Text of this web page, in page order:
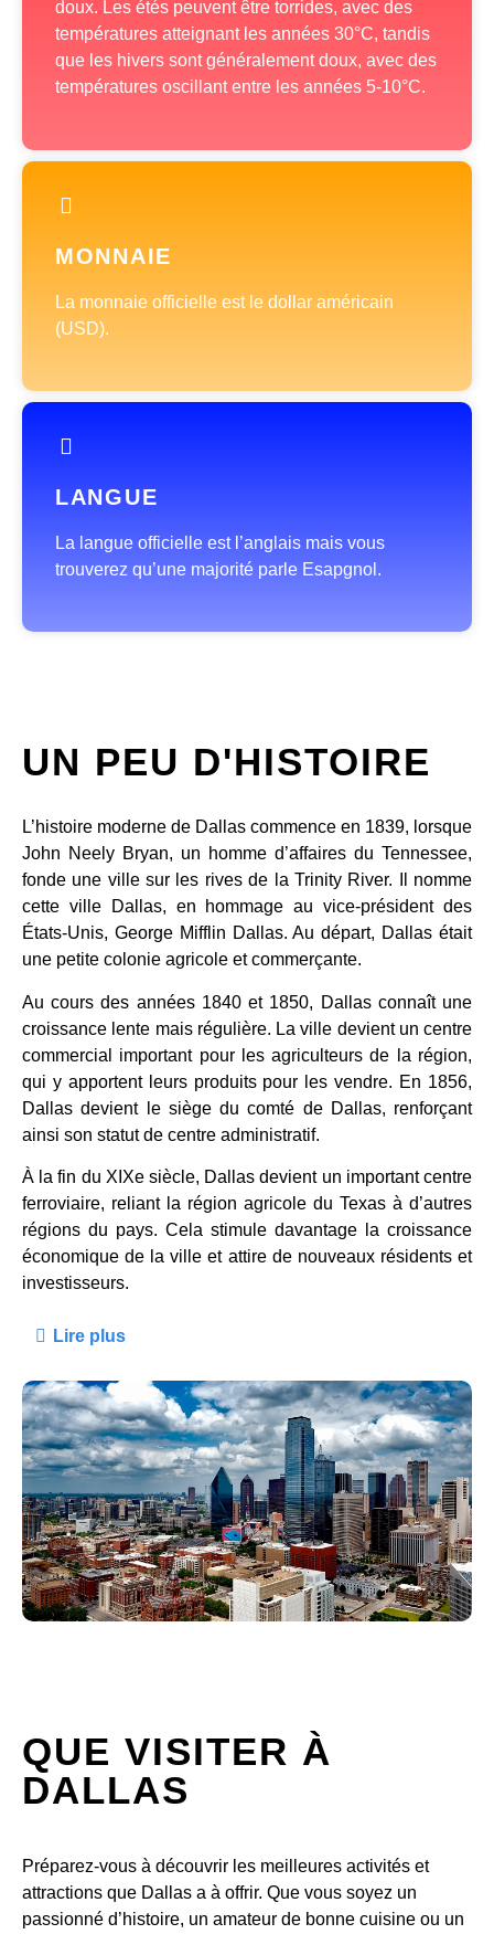
doux. Les étés peuvent être torrides, avec des
températures atteignant les années 30°C, tandis
que les hivers sont généralement doux, avec des
températures oscillant entre les années 5-10°C.
MONNAIE
La monnaie officielle est le dollar américain
(USD).
LANGUE
La langue officielle est l’anglais mais vous
trouverez qu’une majorité parle Esapgnol.
UN PEU D'HISTOIRE
L’histoire moderne de Dallas commence en 1839, lorsque
John Neely Bryan, un homme d’affaires du Tennessee,
fonde une ville sur les rives de la Trinity River. Il nomme
cette ville Dallas, en hommage au vice-président des
États-Unis, George Mifflin Dallas. Au départ, Dallas était
une petite colonie agricole et commerçante.
Au cours des années 1840 et 1850, Dallas connaît une
croissance lente mais régulière. La ville devient un centre
commercial important pour les agriculteurs de la région,
qui y apportent leurs produits pour les vendre. En 1856,
Dallas devient le siège du comté de Dallas, renforçant
ainsi son statut de centre administratif.
À la fin du XIXe siècle, Dallas devient un important centre
ferroviaire, reliant la région agricole du Texas à d’autres
régions du pays. Cela stimule davantage la croissance
économique de la ville et attire de nouveaux résidents et
investisseurs.
Lire plus
QUE VISITER À
DALLAS
Préparez-vous à découvrir les meilleures activités et
attractions que Dallas a à offrir. Que vous soyez un
passionné d’histoire, un amateur de bonne cuisine ou un